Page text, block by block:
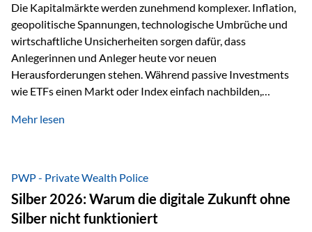
Die Kapitalmärkte werden zunehmend komplexer. Inflation,
geopolitische Spannungen, technologische Umbrüche und
wirtschaftliche Unsicherheiten sorgen dafür, dass
Anlegerinnen und Anleger heute vor neuen
Herausforderungen stehen. Während passive Investments
wie ETFs einen Markt oder Index einfach nachbilden,
setzen auf die Expertise erfahrener Fondsmanager, die
Veränderungen geprägt ist, kann diese aktive
Herangehensweise einen entscheidenden Mehrwert bieten.
Was zeichnet aktive Fonds aus? Aktive Fonds verfolgen das
Ziel, nicht nur einen Markt abzubilden, sondern gezielt
Mehr lesen
PWP - Private Wealth Police
Silber 2026: Warum die digitale Zukunft ohne
Silber nicht funktioniert